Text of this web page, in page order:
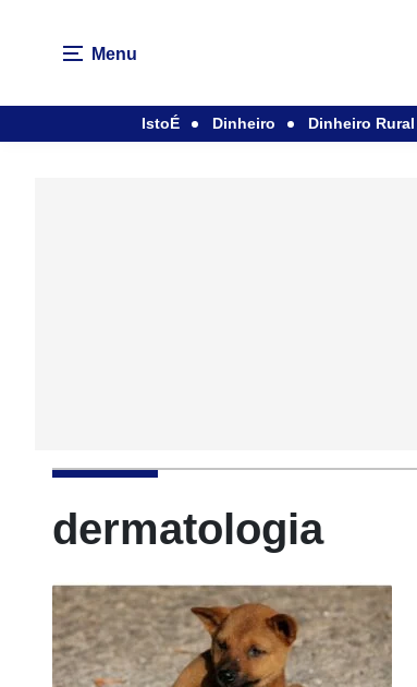
Menu
IstoÉ Dinheiro Dinheiro Rural
dermatologia